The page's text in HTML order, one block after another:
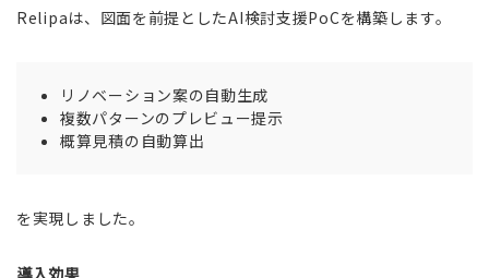
Relipaは、図面を前提としたAI検討支援PoCを構築します。
リノベーション案の自動生成
複数パターンのプレビュー提示
概算見積の自動算出
を実現しました。